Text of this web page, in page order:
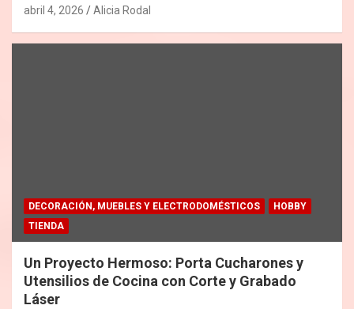
abril 4, 2026 Alicia Rodal
DECORACIÓN, MUEBLES Y ELECTRODOMÉSTICOS
HOBBY
TIENDA
Un Proyecto Hermoso: Porta Cucharones y
Utensilios de Cocina con Corte y Grabado
Láser